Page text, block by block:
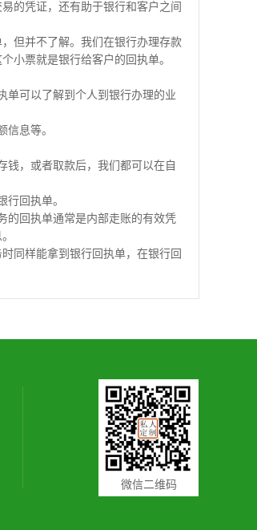
的凭证，还有助于银行和客户之间
但并不了解。我们在银行办理存款
小票就是银行给客户的回执单。
单可以了解到个人到银行办理的业
息等。
钱，或者取款后，我们都可以在自
回执单。
的回执单通常是内部走账的有效凭
同样能拿到银行回执单，在银行回
微信二维码